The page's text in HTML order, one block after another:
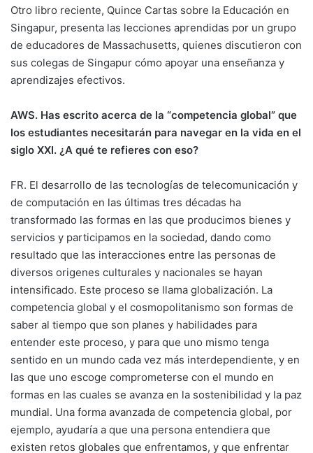
Otro libro reciente, Quince Cartas sobre la Educación en
Singapur, presenta las lecciones aprendidas por un grupo
de educadores de Massachusetts, quienes discutieron con
sus colegas de Singapur cómo apoyar una enseñanza y
aprendizajes efectivos.
AWS. Has escrito acerca de la “competencia global” que
los estudiantes necesitarán para navegar en la vida en el
siglo XXI. ¿A qué te refieres con eso?
FR. El desarrollo de las tecnologías de telecomunicación y
de computación en las últimas tres décadas ha
transformado las formas en las que producimos bienes y
servicios y participamos en la sociedad, dando como
resultado que las interacciones entre las personas de
diversos origenes culturales y nacionales se hayan
intensificado. Este proceso se llama globalización. La
competencia global y el cosmopolitanismo son formas de
saber al tiempo que son planes y habilidades para
entender este proceso, y para que uno mismo tenga
sentido en un mundo cada vez más interdependiente, y en
las que uno escoge comprometerse con el mundo en
formas en las cuales se avanza en la sostenibilidad y la paz
mundial. Una forma avanzada de competencia global, por
ejemplo, ayudaría a que una persona entendiera que
existen retos globales que enfrentamos, y que enfrentar